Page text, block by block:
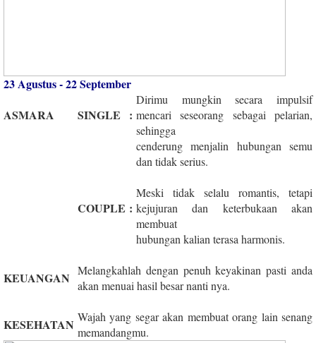
23 Agustus - 22 September
ASMARA
SINGLE :
Dirimu mungkin secara impulsif
mencari seseorang sebagai pelarian,
sehingga
cenderung menjalin hubungan semu
dan tidak serius.
COUPLE :
Meski tidak selalu romantis, tetapi
kejujuran dan keterbukaan akan
membuat
hubungan kalian terasa harmonis.
KEUANGAN Melangkahlah dengan penuh keyakinan pasti anda
akan menuai hasil besar nanti nya.
KESEHATAN Wajah yang segar akan membuat orang lain senang
memandangmu.